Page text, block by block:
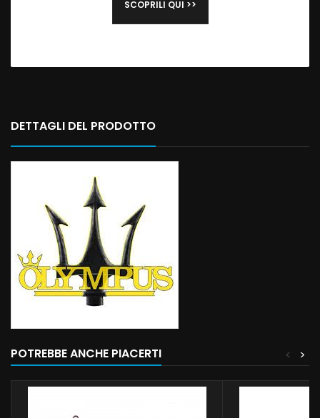
SCOPRILI QUI >>
DETTAGLI DEL PRODOTTO
POTREBBE ANCHE PIACERTI >
<